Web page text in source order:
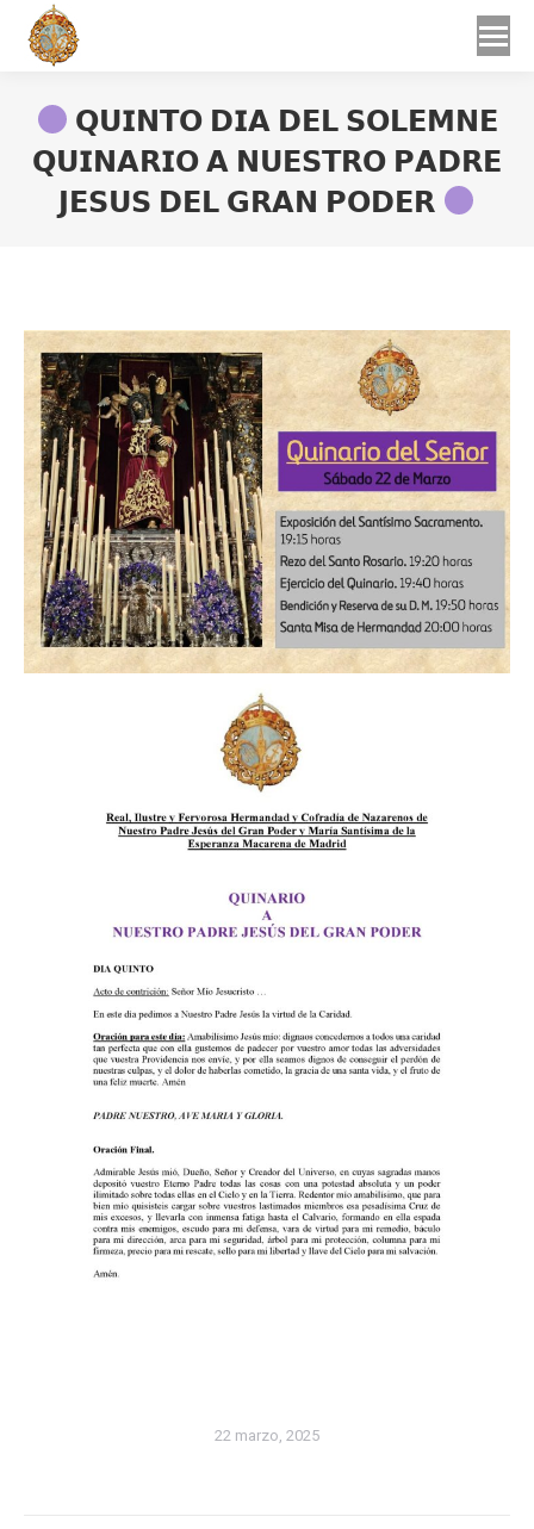
𝗤𝗨𝗜𝗡𝗧𝗢 𝗗𝗜𝗔 𝗗𝗘𝗟 𝗦𝗢𝗟𝗘𝗠𝗡𝗘
𝗤𝗨𝗜𝗡𝗔𝗥𝗜𝗢 𝗔 𝗡𝗨𝗘𝗦𝗧𝗥𝗢 𝗣𝗔𝗗𝗥𝗘
𝗝𝗘𝗦𝗨𝗦 𝗗𝗘𝗟 𝗚𝗥𝗔𝗡 𝗣𝗢𝗗𝗘𝗥
22 marzo, 2025